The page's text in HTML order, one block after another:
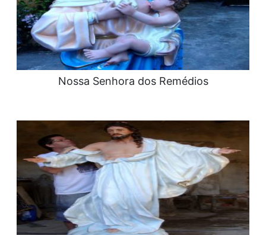
Nossa Senhora dos Remédios